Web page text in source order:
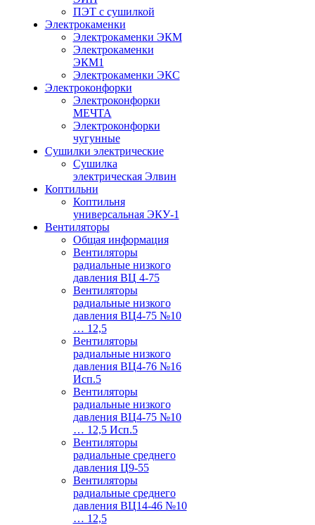
ПЭТ с сушилкой
Электрокаменки
Электрокаменки ЭКМ
Электрокаменки
ЭКМ1
Электрокаменки ЭКС
Электроконфорки
Электроконфорки
МЕЧТА
Электроконфорки
чугунные
Сушилки электрические
Сушилка
электрическая Элвин
Коптильни
Коптильня
универсальная ЭКУ-1
Вентиляторы
Общая информация
Вентиляторы
радиальные низкого
давления ВЦ 4-75
Вентиляторы
радиальные низкого
давления ВЦ4-75 №10
… 12,5
Вентиляторы
радиальные низкого
давления ВЦ4-76 №16
Исп.5
Вентиляторы
радиальные низкого
давления ВЦ4-75 №10
… 12,5 Исп.5
Вентиляторы
радиальные среднего
давления Ц9-55
Вентиляторы
радиальные среднего
давления ВЦ14-46 №10
… 12,5